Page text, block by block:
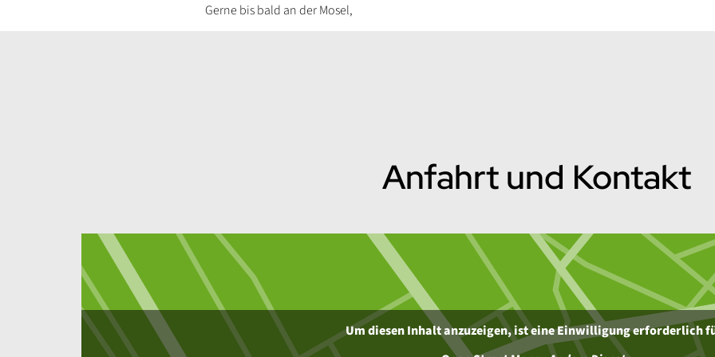
Gerne bis bald an der Mosel,
Anfahrt und Kontakt
Um diesen Inhalt anzuzeigen, ist eine Einwilligung erforderlich